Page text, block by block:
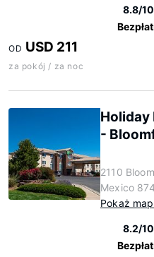
8.8/10
OD USD 211
za pokój / za noc
Holiday
-
2110
Mexico
Pokaż
8.2/10